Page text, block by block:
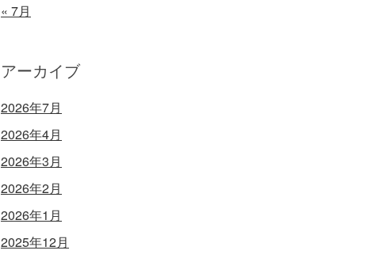
« 7月
アーカイブ
2026年7月
2026年4月
2026年3月
2026年2月
2026年1月
2025年12月